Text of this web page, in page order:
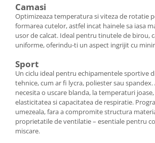
Camasi
Optimizeaza temperatura si viteza de rotatie
formarea cutelor, astfel incat hainele sa iasa
usor de calcat. Ideal pentru tinutele de birou,
uniforme, oferindu-ti un aspect ingrijit cu
Sport
Un ciclu ideal pentru echipamentele sportive
tehnice, cum ar fi lycra, poliester sau
necesita o uscare blanda, la temperaturi
elasticitatea si capacitatea de respiratie.
umezeala, fara a compromite structura
proprietatile de ventilatie – esentiale pentru
miscare.